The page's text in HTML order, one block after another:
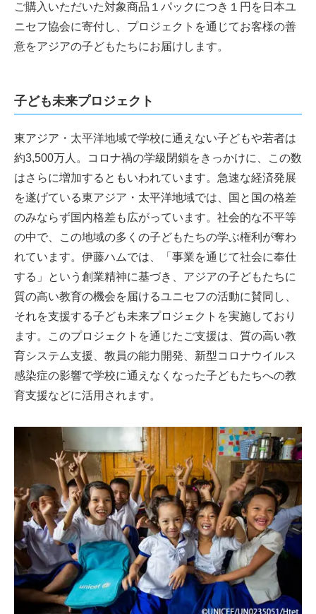
ご購入いただいた対象商品１パックにつき１円を日本ユ
ニセフ協会に寄付し、プロジェクトを通じてお客様の善
意をアジアの子どもたちにお届けします。
子ども未来プロジェクト
東アジア・太平洋地域で学校に通えない子どもや若者は
約3,500万人。コロナ禍の学級閉鎖をきっかけに、この数
はさらに増加するともいわれています。急速な経済発展
を遂げている東アジア・太平洋地域では、国と国の格差
のみならず国内格差も広がっています。社会的な不平等
の中で、この地域の多くの子どもたちの学ぶ権利が奪わ
れています。伊藤ハムでは、「事業を通じて社会に奉仕
する」という創業精神に基づき、アジアの子どもたちに
質の高い教育の機会を届けるユニセフの活動に賛同し、
それを支援する子ども未来プロジェクトを実施しており
ます。このプロジェクトを通じたご支援は、質の高い教
育システム支援、教員の能力開発、新型コロナウイルス
感染症の影響で学校に通えなくなった子どもたちへの教
育支援などに活用されます。